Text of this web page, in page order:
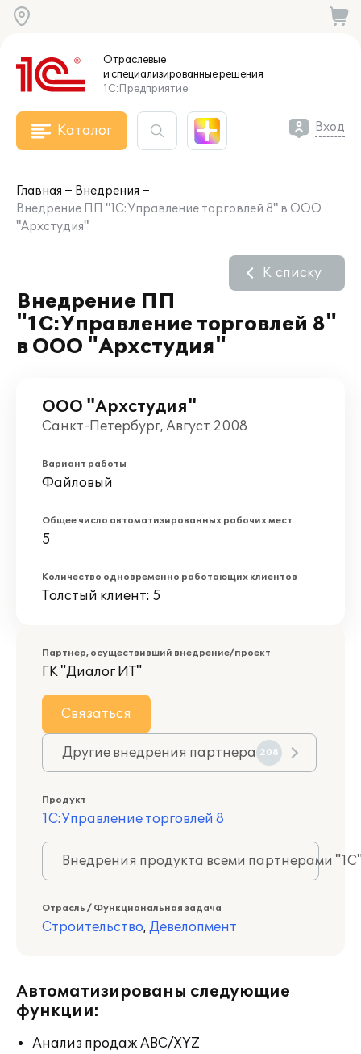
Отраслевые
и специализированныерешения
1С:Предприятие
Каталог Вход
Главная
Внедрения
Внедрение ПП "1С:Управление торговлей 8" в ООО
"Архстудия"
Внедрение ПП
"1С:Управление торговлей 8"
в ООО "Архстудия"
К списку
ООО "Архстудия"
Санкт-Петербург, Август 2008
Вариант работы
Файловый
Общее число автоматизированных рабочих мест
5
Количество одновременно работающих клиентов
Толстый клиент: 5
Партнер, осуществивший внедрение/проект
ГК "Диалог ИТ"
Связаться
Другие внедрения партнера 208
Продукт
1С:Управление торговлей 8
Внедрения продукта всеми партнерами
Отрасль / Функциональная задача
Строительство, Девелопмент
Автоматизированы следующие
функции:
Анализ продаж ABC/XYZ